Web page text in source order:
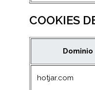
COOKIES
Dominio
hotjar.com